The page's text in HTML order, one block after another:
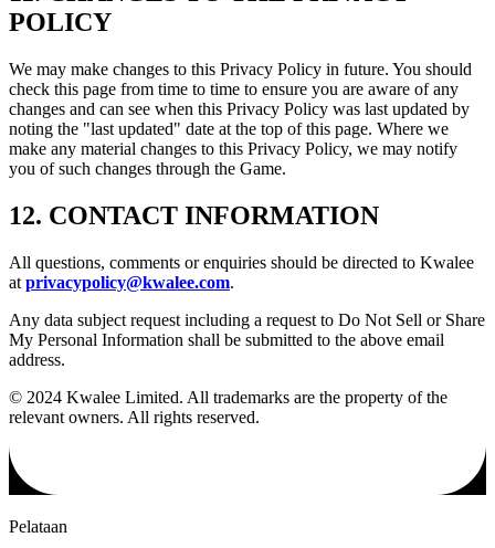
POLICY
We may make changes to this Privacy Policy in future. You should
check this page from time to time to ensure you are aware of any
changes and can see when this Privacy Policy was last updated by
noting the "last updated" date at the top of this page. Where we
make any material changes to this Privacy Policy, we may notify
you of such changes through the Game.
12. CONTACT INFORMATION
All questions, comments or enquiries should be directed to Kwalee
at privacypolicy@kwalee.com.
Any data subject request including a request to Do Not Sell or Share
My Personal Information shall be submitted to the above email
address.
© 2024 Kwalee Limited. All trademarks are the property of the
relevant owners. All rights reserved.
Pelataan